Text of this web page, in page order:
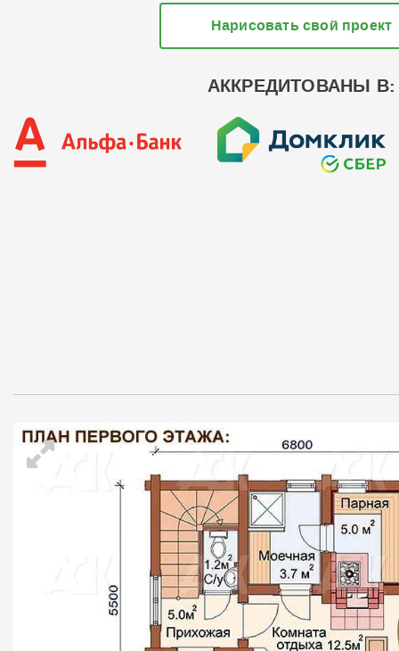
Нарисовать свой проект
АККРЕДИТОВАНЫ В: